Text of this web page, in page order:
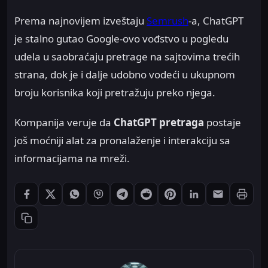
Prema najnovijem izveštaju Semrush-a, ChatGPT
je stalno gutao Google-ovo vođstvo u pogledu
udela u saobraćaju pretrage na sajtovima trećih
strana, dok je i dalje udobno vodeći u ukupnom
broju korisnika koji pretražuju preko njega.
Kompanija veruje da ChatGPT pretraga postaje
još moćniji alat za pronalaženje i interakciju sa
informacijama na mreži.
Podeli: Facebook
Podeli: XPodeli: WhatsApp
Podeli: Viber
Podeli: Telegram
Podeli: Reddit
Podeli: Pinterest
Podeli: LinkedIn
Podeli:
Kopiraj link